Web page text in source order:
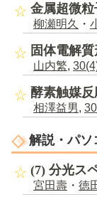
金属超微
柳瀬明久 ・
固体電解
山内繁,
酵素触媒
相澤益男,
解説・パソ
(7) 分光ス
宮田壽 ・ 徳